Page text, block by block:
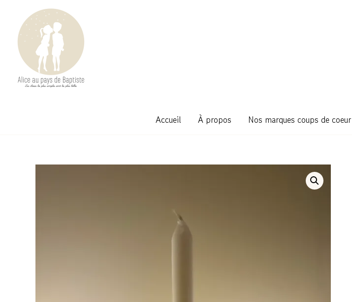
contenu
Accueil À propos Nos marques coups de coeur